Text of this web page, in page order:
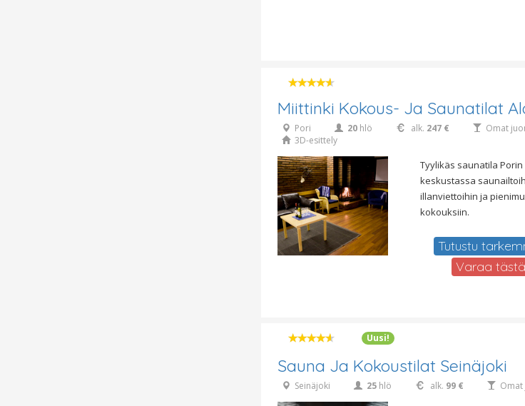
Miittinki Kokous- Ja Saunatilat
Pori 20 hlö alk. 247 €
Omat
3D-esittely
Tyylikäs saunatila Porin
keskustassa
illanviettoihin ja
kokouksiin.
Tutustu
Varaa tästä
Uusi!
Sauna Ja Kokoustilat Seinäjoki
Seinäjoki 25 hlö alk. 99 €